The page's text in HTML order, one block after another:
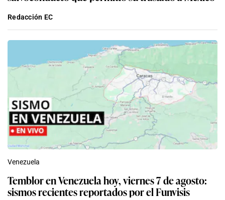
Redacción EC
Venezuela
Temblor en Venezuela hoy, viernes 7 de agosto:
sismos recientes reportados por el Funvisis